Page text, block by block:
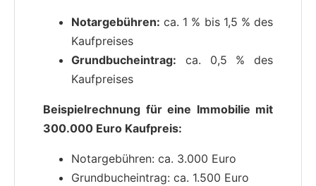
Notargebühren: ca. 1 % bis 1,5 % des
Kaufpreises
Grundbucheintrag: ca. 0,5 % des
Kaufpreises
Beispielrechnung für eine Immobilie mit
300.000 Euro Kaufpreis:
Notargebühren: ca. 3.000 Euro
Grundbucheintrag: ca. 1.500 Euro